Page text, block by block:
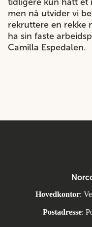
men nå utvider vi
rekruttere en rekke
ha sin faste
Camilla Espedalen.
Hovedkontor:
Postadresse: